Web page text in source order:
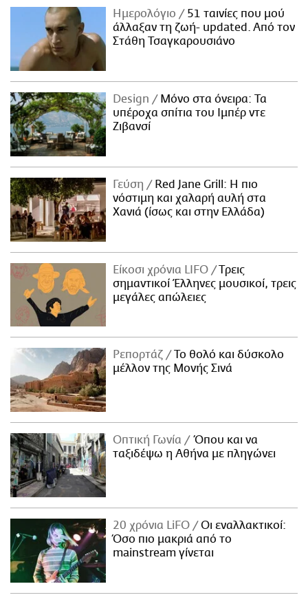
Ημερολόγιο
51 ταινίες που μού
άλλαξαν τη ζωή- updated. Aπό τον
Στάθη Τσαγκαρουσιάνο
Design
Μόνο στα όνειρα: Τα
υπέροχα σπίτια του Ιμπέρ ντε
Ζιβανσί
Γεύση
Red Jane Grill: Η πιο
νόστιμη και χαλαρή αυλή στα
Χανιά (ίσως και στην Ελλάδα)
Είκοσι χρόνια LIFO
Tρεις
σημαντικοί Έλληνες μουσικοί, τρεις
μεγάλες απώλειες
Ρεπορτάζ
Το θολό και δύσκολο
μέλλον της Μονής Σινά
Οπτική Γωνία
Όπου και να
ταξιδέψω η Αθήνα με πληγώνει
20 χρόνια LiFO
Οι εναλλακτικοί:
Όσο πιο μακριά από το
mainstream γίνεται